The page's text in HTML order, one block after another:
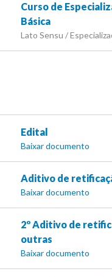
Curso de
Básica
Lato Sensu /
Edital
Baixar documento
Aditivo de
Baixar documento
2º Aditivo de
outras
Baixar documento